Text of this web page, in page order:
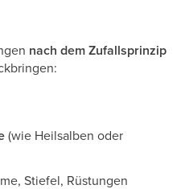
nach dem Zufallsprinzip
(wie Heilsalben oder
Stiefel, Rüstungen